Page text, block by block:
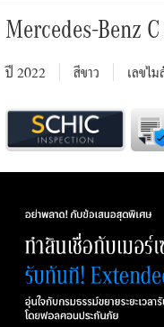
Mercedes-Benz
ปี 2022 สีขาว เลขไ